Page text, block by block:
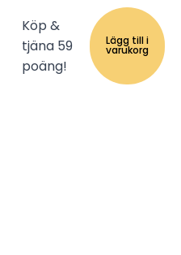
Köp &
tjäna 59
poäng!
Lägg till i
varukorg